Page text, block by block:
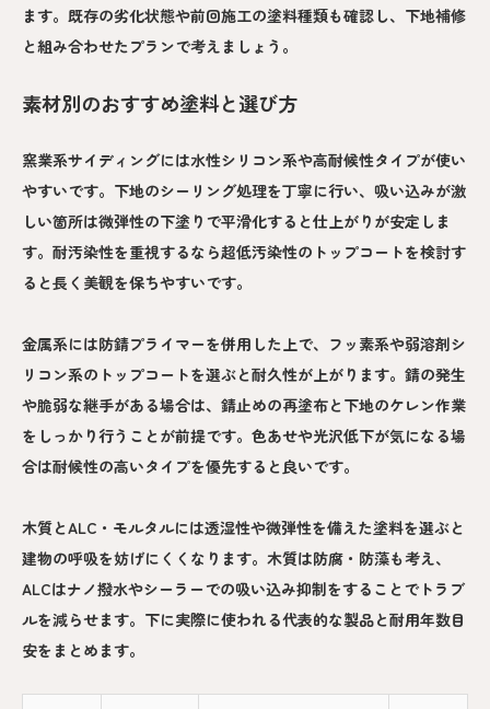
ます。既存の劣化状態や前回施工の塗料種類も確認し、下地補修
と組み合わせたプランで考えましょう。
素材別のおすすめ塗料と選び方
窯業系サイディングには水性シリコン系や高耐候性タイプが使い
やすいです。下地のシーリング処理を丁寧に行い、吸い込みが激
しい箇所は微弾性の下塗りで平滑化すると仕上がりが安定しま
す。耐汚染性を重視するなら超低汚染性のトップコートを検討す
ると長く美観を保ちやすいです。
金属系には防錆プライマーを併用した上で、フッ素系や弱溶剤シ
リコン系のトップコートを選ぶと耐久性が上がります。錆の発生
や脆弱な継手がある場合は、錆止めの再塗布と下地のケレン作業
をしっかり行うことが前提です。色あせや光沢低下が気になる場
合は耐候性の高いタイプを優先すると良いです。
木質とALC・モルタルには透湿性や微弾性を備えた塗料を選ぶと
建物の呼吸を妨げにくくなります。木質は防腐・防藻も考え、
ALCはナノ撥水やシーラーでの吸い込み抑制をすることでトラブ
ルを減らせます。下に実際に使われる代表的な製品と耐用年数目
安をまとめます。